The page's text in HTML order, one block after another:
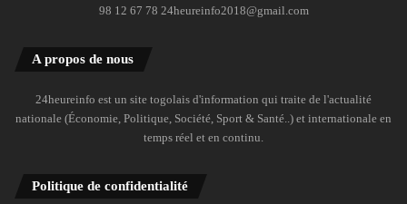
98 12 67 78 24heureinfo2018@gmail.com
A propos de nous
24heureinfo est un site togolais d'information qui traite de l'actualité
nationale (Économie, Politique, Société, Sport & Santé..) et internationale en
temps réel et en continu.
Politique de confidentialité